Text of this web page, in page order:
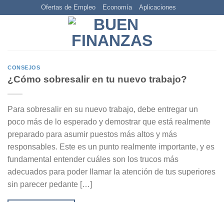
Ofertas de Empleo Economía Aplicaciones
CONSEJOS
¿Cómo sobresalir en tu nuevo trabajo?
Para sobresalir en su nuevo trabajo, debe entregar un
poco más de lo esperado y demostrar que está realmente
preparado para asumir puestos más altos y más
responsables. Este es un punto realmente importante, y es
fundamental entender cuáles son los trucos más
adecuados para poder llamar la atención de tus superiores
sin parecer pedante […]